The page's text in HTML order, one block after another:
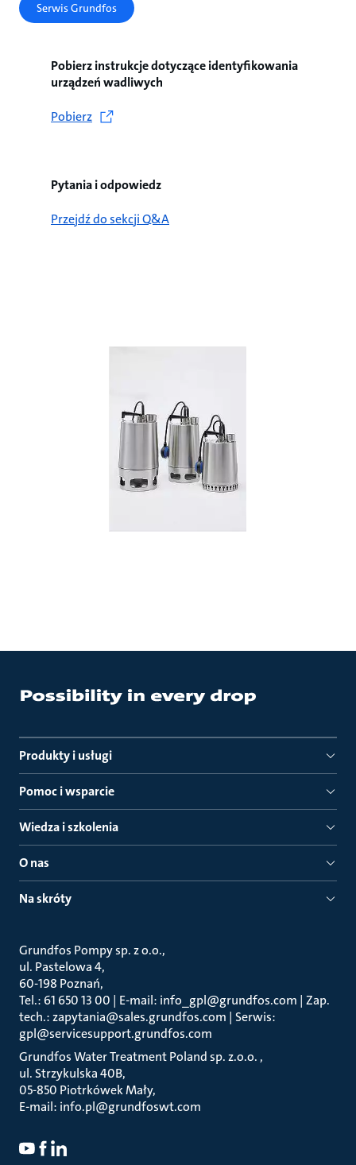
Serwis Grundfos
Pobierz instrukcje dotyczące identyfikowania
urządzeń wadliwych
Pobierz
Pytania i odpowiedz
Przejdź do sekcji Q&A
Produkty i usługi
Pomoc i wsparcie
Wiedza i szkolenia
O nas
Na skróty
Grundfos Pompy sp. z o.o.
ul. Pastelowa 4
60-198 Poznań
Tel.: 61 650 13 00 | E-mail: info_gpl@grundfos.com | Zap.
tech.: zapytania@sales.grundfos.com | Serwis:
gpl@servicesupport.grundfos.com
Grundfos Water Treatment Poland sp. z.o.o.
ul. Strzykulska 40B
05-850 Piotrkówek Mały
E-mail: info.pl@grundfoswt.com